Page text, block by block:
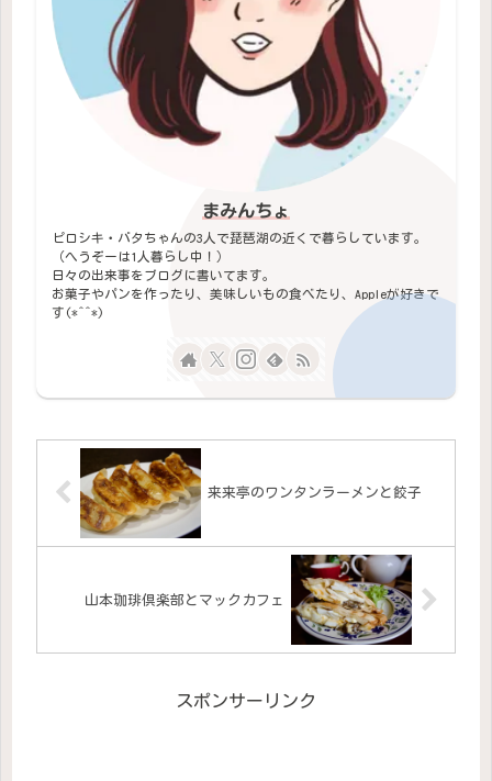
まみんちょ
ピロシキ・バタちゃんの3人で琵琶湖の近くで暮らしています。
（へうぞーは1人暮らし中！）
日々の出来事をブログに書いてます。
お菓子やパンを作ったり、美味しいもの食べたり、Appleが好きで
す(*^^*)
来来亭のワンタンラーメンと餃子
山本珈琲倶楽部とマックカフェ
スポンサーリンク